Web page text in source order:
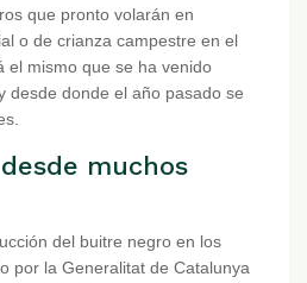
que pronto volarán en
o de crianza campestre en el
el mismo que se ha venido
desde donde el año pasado se
muchos
del buitre negro en los
por la Generalitat de Catalunya